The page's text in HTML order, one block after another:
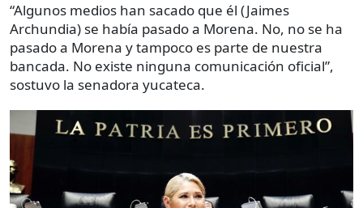
“Algunos medios han sacado que él (Jaimes
Archundia) se había pasado a Morena. No, no se ha
pasado a Morena y tampoco es parte de nuestra
bancada. No existe ninguna comunicación oficial”,
sostuvo la senadora yucateca.